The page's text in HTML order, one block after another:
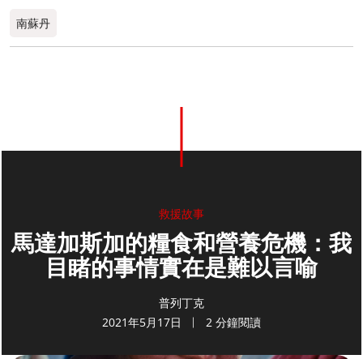
南蘇丹
救援故事
馬達加斯加的糧食和營養危機：我
目睹的事情實在是難以言喻
普列丁克
2021年5月17日
2 分鐘閱讀